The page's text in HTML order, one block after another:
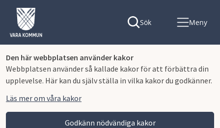
Den här webbplatsen använder kakor
Webbplatsen använder så kallade kakor för att förbättra din
upplevelse. Här kan du själv ställa in vilka kakor du godkänner.
Läs mer om våra kakor
Godkänn nödvändiga kakor
Sök Meny